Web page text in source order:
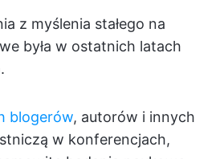
z myślenia stałego na
była w ostatnich latach
blogerów, autorów i innych
w konferencjach,